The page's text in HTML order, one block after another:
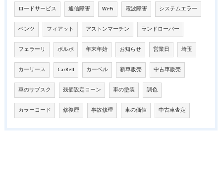
ロードサービス 通信障害 Wi-Fi 電波障害 システムエラー
ベンツ フィアット アストンマーチン ランドローバー
フェラーリ ボルボ 年末年始 お知らせ 営業日 埼玉
カーリース CarBell カーベル 新車販売 中古車販売
車のサブスク 残価設定ローン 車の塗装 調色
カラーコード 修復歴 事故修理 車の価値 中古車査定